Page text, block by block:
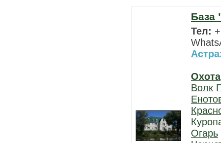
База
Тел:
Охота
Волк
Огарь